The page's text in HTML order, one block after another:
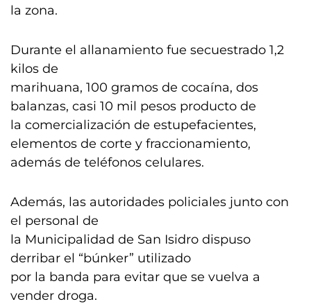
la zona.
Durante el allanamiento fue secuestrado 1,2
kilos de
marihuana, 100 gramos de cocaína, dos
balanzas, casi 10 mil pesos producto de
la comercialización de estupefacientes,
elementos de corte y fraccionamiento,
además de teléfonos celulares.
Además, las autoridades policiales junto con
el personal de
la Municipalidad de San Isidro dispuso
derribar el “búnker” utilizado
por la banda para evitar que se vuelva a
vender droga.